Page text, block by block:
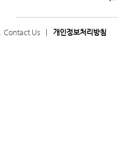
Contact Us 개인정보처리방침